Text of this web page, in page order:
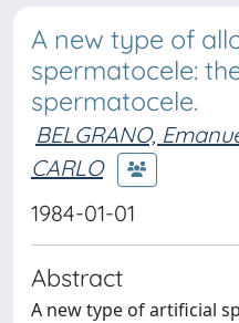
A new type of
spermatocele:
spermatocele.
BELGRANO,
CARLO
1984-01-01
Abstract
A new type of artificial